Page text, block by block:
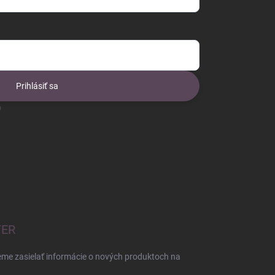
Prihlásiť sa
zasielať informácie o nových produktoch na